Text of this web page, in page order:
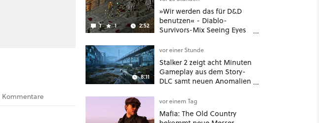
Kommentare
1 1 2:52
»Wir werden das für D&D
benutzen« - Diablo-
Survivors-Mix Seeing Eyes
nützliches Map-Tool
8:11
vor einer Stunde
Stalker 2 zeigt acht Minuten
Gameplay aus dem Story-
DLC samt neuen Anomalien
vor einem Tag
Mafia: The Old Country